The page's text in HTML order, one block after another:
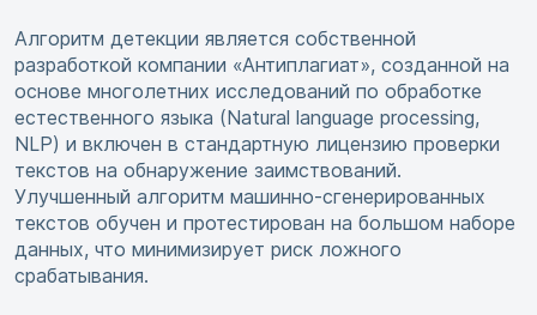
Алгоритм детекции является собственной
разработкой компании «Антиплагиат», созданной на
основе многолетних исследований по обработке
естественного языка (Natural language processing,
NLP) и включен в стандартную лицензию проверки
текстов на обнаружение заимствований.
Улучшенный алгоритм машинно-сгенерированных
текстов обучен и протестирован на большом наборе
данных, что минимизирует риск ложного
срабатывания.